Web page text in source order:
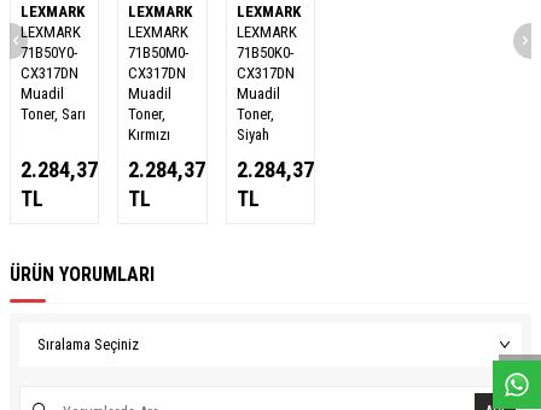
WhasappDeseHatt
LEXMARK
LEXMARK
71B50Y0-
CX317DN
Muadil
Toner, Sarı
2.284,37
TL
LEXMARK
LEXMARK
71B50M0-
CX317DN
Muadil
Toner,
Kırmızı
2.284,37
TL
LEXMARK
LEXMARK
71B50K0-
CX317DN
Muadil
Toner,
Siyah
2.284,37
TL
ÜRÜN YORUMLARI